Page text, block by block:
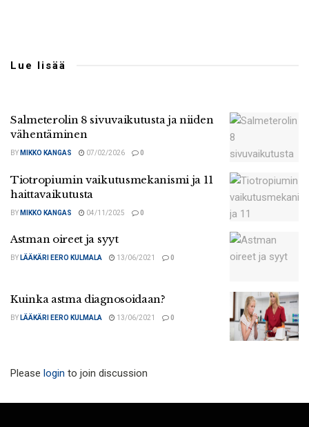
Lue lisää
Salmeterolin 8 sivuvaikutusta ja niiden
vähentäminen
BY MIKKO KANGAS 07/02/2026 0
Tiotropiumin vaikutusmekanismi ja 11
haittavaikutusta
BY MIKKO KANGAS 04/11/2025 0
Astman oireet ja syyt
BY LÄÄKÄRI EERO KULMALA 13/06/2021 0
Kuinka astma diagnosoidaan?
BY LÄÄKÄRI EERO KULMALA 13/06/2021 0
Please login to join discussion